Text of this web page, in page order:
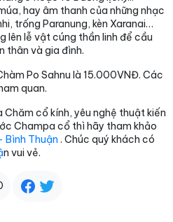
hay âm thanh của những nhạc
trống Paranung, kèn Xaranai…
lên lễ vật cúng thần linh để cầu
thân và gia đình.
Po Sahnu là 15.000VNĐ. Các
quan.
cổ kính, yêu nghệ thuật kiến
Champa cổ thì hãy tham khảo
Bình Thuận . Chúc quý khách có
n vui vẻ.